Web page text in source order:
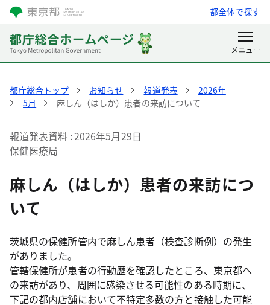
都全体で探す
都庁総合トップ お知らせ 報道発表
2026年
5月
麻しん（はしか）患者の来訪について
報道発表資料 2026年5月29日
保健医療局
麻しん（はしか）患者の来訪につ
いて
茨城県の保健所管内で麻しん患者（検査診断例）の発生
がありました。
管轄保健所が患者の行動歴を確認したところ、東京都へ
の来訪があり、周囲に感染させる可能性のある時期に、
下記の都内店舗において不特定多数の方と接触した可能